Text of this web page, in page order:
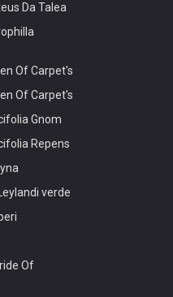
Da Talea
Of Carpet's
Of Carpet's
Gnom
Repens
verde
Of